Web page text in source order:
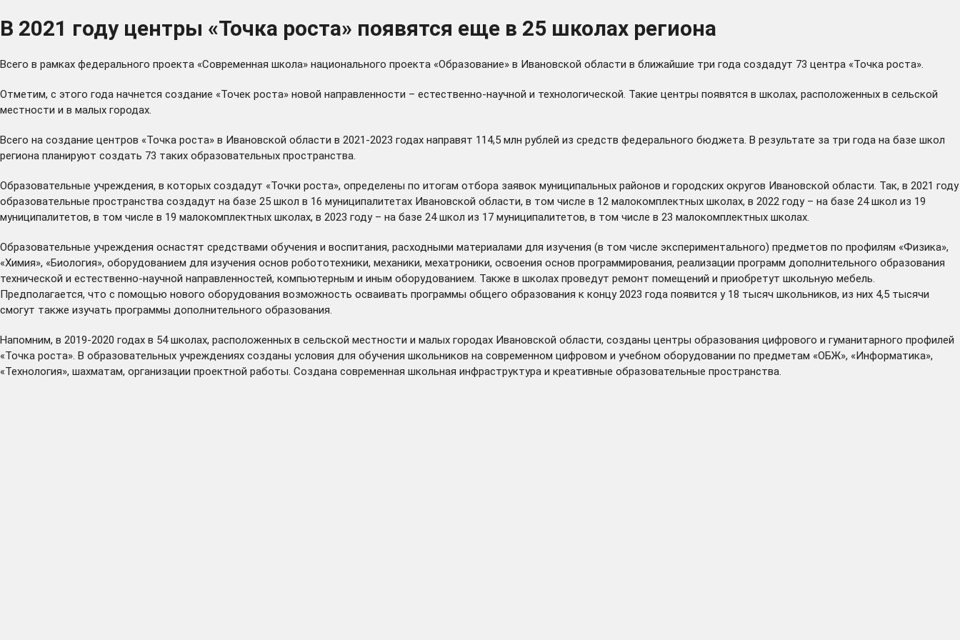
В 2021 году центры «Точка роста» появятся еще в 25 школах региона
Всего в рамках федерального проекта «Современная школа» национального проекта «Образование» в Ивановской области в ближайшие три года создадут 73 центра «Точка роста».
Отметим, с этого года начнется создание «Точек роста» новой направленности – естественно-научной и технологической. Такие центры появятся в школах, расположенных в сельской
местности и в малых городах.
Всего на создание центров «Точка роста» в Ивановской области в 2021-2023 годах направят 114,5 млн рублей из средств федерального бюджета. В результате за три года на базе школ
региона планируют создать 73 таких образовательных пространства.
Образовательные учреждения, в которых создадут «Точки роста», определены по итогам отбора заявок муниципальных районов и городских округов Ивановской области. Так, в 2021 году
образовательные пространства создадут на базе 25 школ в 16 муниципалитетах Ивановской области, в том числе в 12 малокомплектных школах, в 2022 году – на базе 24 школ из 19
муниципалитетов, в том числе в 19 малокомплектных школах, в 2023 году – на базе 24 школ из 17 муниципалитетов, в том числе в 23 малокомплектных школах.
Образовательные учреждения оснастят средствами обучения и воспитания, расходными материалами для изучения (в том числе экспериментального) предметов по профилям «Физика»,
«Химия», «Биология», оборудованием для изучения основ робототехники, механики, мехатроники, освоения основ программирования, реализации программ дополнительного образования
технической и естественно-научной направленностей, компьютерным и иным оборудованием. Также в школах проведут ремонт помещений и приобретут школьную мебель.
Предполагается, что с помощью нового оборудования возможность осваивать программы общего образования к концу 2023 года появится у 18 тысяч школьников, из них 4,5 тысячи
смогут также изучать программы дополнительного образования.
Напомним, в 2019-2020 годах в 54 школах, расположенных в сельской местности и малых городах Ивановской области, созданы центры образования цифрового и гуманитарного профилей
«Точка роста». В образовательных учреждениях созданы условия для обучения школьников на современном цифровом и учебном оборудовании по предметам «ОБЖ», «Информатика»,
«Технология», шахматам, организации проектной работы. Создана современная школьная инфраструктура и креативные образовательные пространства.